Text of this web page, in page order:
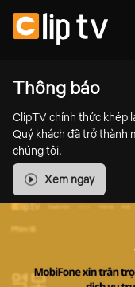
Thông báo
ClipTV chính thức khép
Quý khách đã trở thành
chúng tôi.
Xem ngay